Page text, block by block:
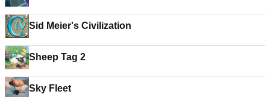
Sid Meier's Civilization
Sheep Tag 2
Sky Fleet